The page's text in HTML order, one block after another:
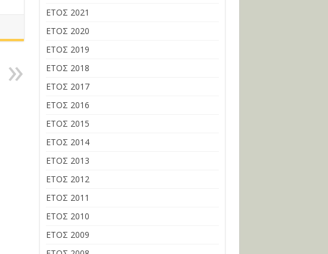
ΕΤΟΣ 2021
ΕΤΟΣ 2020
ΕΤΟΣ 2019
ΕΤΟΣ 2018
ΕΤΟΣ 2017
ΕΤΟΣ 2016
ΕΤΟΣ 2015
ΕΤΟΣ 2014
ΕΤΟΣ 2013
ΕΤΟΣ 2012
ΕΤΟΣ 2011
ΕΤΟΣ 2010
ΕΤΟΣ 2009